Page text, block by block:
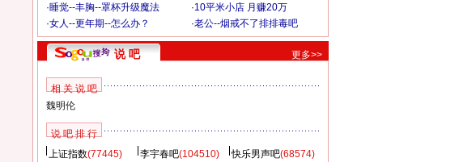
·睡觉--丰胸--罩杯升级魔法 ·10平米小店 月赚20万
·女人--更年期--怎么办？ ·老公--烟戒不了排排毒吧
说 吧 更多>>
相 关 说 吧
魏明伦
说 吧 排 行
上证指数(77445) 李宇春吧(104510) 快乐男声吧(68574)